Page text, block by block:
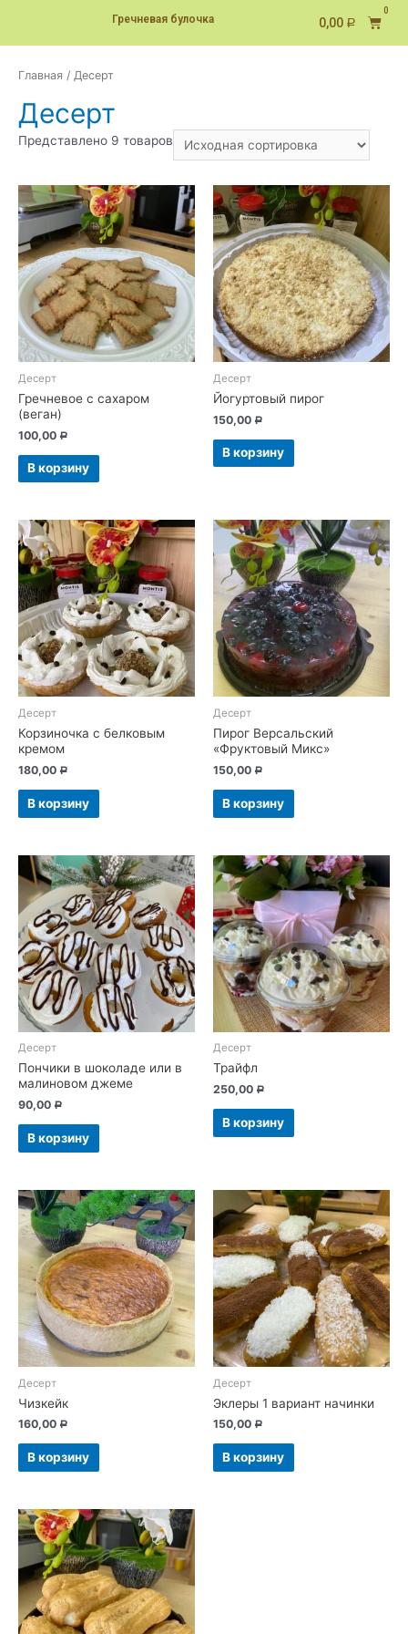
Гречневая булочка 0,00 Р
Главная / Десерт
Десерт
Представлено 9 товаров
Десерт
Гречневое с сахаром
(веган)
100,00 Р
В корзину
Десерт
Йогуртовый пирог
150,00 Р
В корзину
Десерт
Корзиночка с белковым
кремом
180,00 Р
В корзину
Десерт
Пирог Версальский
«Фруктовый Микс»
150,00 Р
В корзину
Десерт
Пончики в шоколаде или в
малиновом джеме
90,00 Р
В корзину
Десерт
Трайфл
250,00 Р
В корзину
Десерт
Чизкейк
160,00 Р
В корзину
Десерт
Эклеры 1 вариант начинки
150,00 Р
В корзину